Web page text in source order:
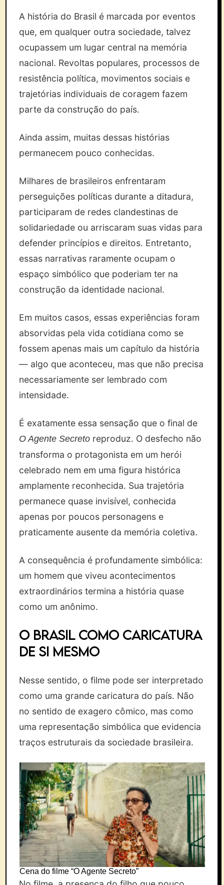
A história do Brasil é marcada por eventos
que, em qualquer outra sociedade, talvez
ocupassem um lugar central na memória
nacional. Revoltas populares, processos de
resistência política, movimentos sociais e
trajetórias individuais de coragem fazem
parte da construção do país.
Ainda assim, muitas dessas histórias
permanecem pouco conhecidas.
Milhares de brasileiros enfrentaram
perseguições políticas durante a ditadura,
participaram de redes clandestinas de
solidariedade ou arriscaram suas vidas para
defender princípios e direitos. Entretanto,
essas narrativas raramente ocupam o
espaço simbólico que poderiam ter na
construção da identidade nacional.
Em muitos casos, essas experiências foram
absorvidas pela vida cotidiana como se
fossem apenas mais um capítulo da história
— algo que aconteceu, mas que não precisa
necessariamente ser lembrado com
intensidade.
É exatamente essa sensação que o final de
O Agente Secreto reproduz. O desfecho não
transforma o protagonista em um herói
celebrado nem em uma figura histórica
amplamente reconhecida. Sua trajetória
permanece quase invisível, conhecida
apenas por poucos personagens e
praticamente ausente da memória coletiva.
A consequência é profundamente simbólica:
um homem que viveu acontecimentos
extraordinários termina a história quase
como um anônimo.
O Brasil como caricatura
de si mesmo
Nesse sentido, o filme pode ser interpretado
como uma grande caricatura do país. Não
no sentido de exagero cômico, mas como
uma representação simbólica que evidencia
traços estruturais da sociedade brasileira.
Cena do filme “O Agente Secreto”